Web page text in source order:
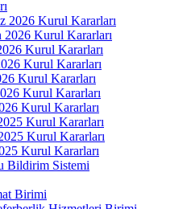
2026 Kurul Kararları
2026 Kurul Kararları
Kurul Kararları
Kurul Kararları
Kurul Kararları
Kurul Kararları
Kurul Kararları
Kurul Kararları
Kurul Kararları
Kurul Kararları
Bildirim Sistemi
Birimi